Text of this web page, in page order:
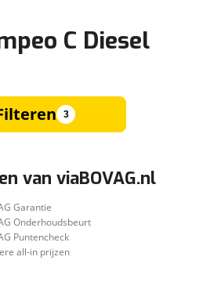
C Diesel
3
van viaBOVAG.nl
Garantie
Onderhoudsbeurt
Puntencheck
all-in prijzen